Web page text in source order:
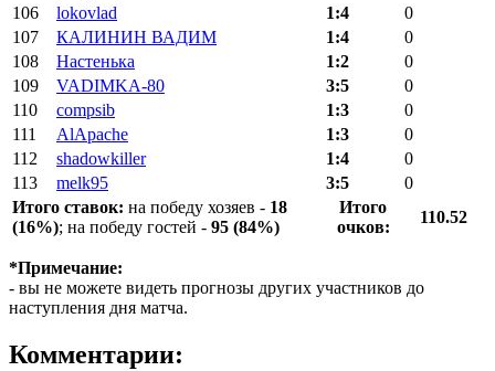
106
lokovlad 1:4
0
107
КАЛИНИН ВАДИМ 1:4
0
108
Настенька 1:2
0
109
VADIMKA-80 3:5
0
110
compsib 1:3
0
111
AlApache 1:3
0
112
shadowkiller 1:4
0
113
melk95 3:5
0
Итого ставок: на победу хозяев - 18
(16%); на победу гостей - 95 (84%)
Итого
очков:
110.52
*Примечание:
- вы не можете видеть прогнозы других участников до
наступления дня матча.
Комментарии: